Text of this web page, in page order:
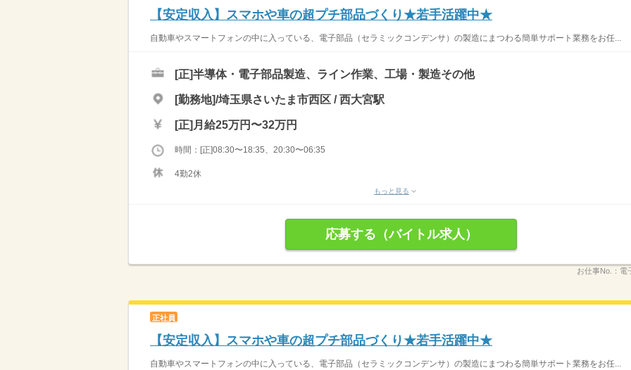
【安定収入】スマホや車の超プチ部品づくり★若手活躍中★
自動車やスマートフォンの中に入っている、電子部品（セラミックコンデンサ）の製造にまつわる簡単サポート業務をお任...
[正]半導体・電子部品製造、ライン作業、工場・製造その他
[勤務地]/埼玉県さいたま市西区 / 西大宮駅
[正] 月給25万円〜32万円
時間：[正]08:30〜18:35、20:30〜06:35
4勤2休
もっと見る
応募する（バイトル求人）
お仕事No.： 電
正社員
【安定収入】スマホや車の超プチ部品づくり★若手活躍中★
自動車やスマートフォンの中に入っている、電子部品（セラミックコンデンサ）の製造にまつわる簡単サポート業務をお任...